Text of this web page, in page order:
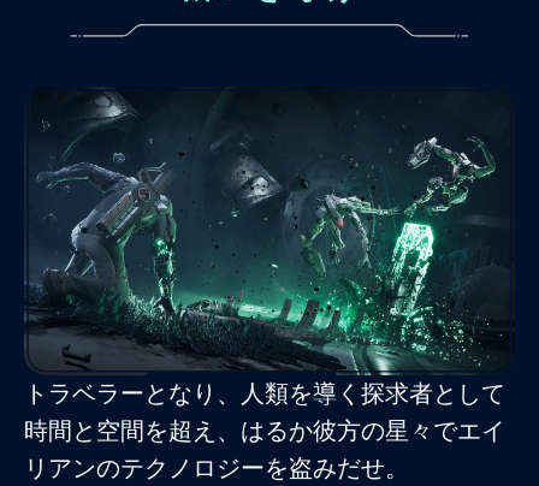
トラベラーとなり、人類を導く探求者として
時間と空間を超え、はるか彼方の星々でエイ
リアンのテクノロジーを盗みだせ。